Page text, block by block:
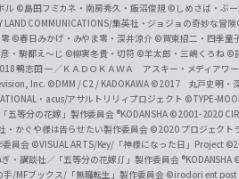
l
ル ©島田フミカネ・南房秀久・飯沼俊規 ©しめさば・ぶー
LAND COMMUNICATIONS/集英社・ジョジョの奇妙な冒
©春日みかげ・みやま零・深井涼介 ©賀東招二・四季童
・駒都え～じ ©柳実冬貴・切符 ©羊太郎・三嶋くろね ©
鴨志田 一／ＫＡＤＯＫＡＷＡ アスキー・メディアワ
Inc. ©DMM / C2 / KADOKAWA ©2017 丸戸史明・
・acus/アサルトリリィプロジェクト ©TYPE-
五等分の花嫁」製作委員会 ®KODANSHA ©2001-2020
・かぐや様は告らせたい製作委員会 ©2020 プロジェクト
委員会 ©VISUAL ARTS/Key/「神様になった日」Project
・講談社／「五等分の花嫁∬」製作委員会 ®KODANSHA
/MFブックス/「無職転生」製作委員会 ©irodori ent post